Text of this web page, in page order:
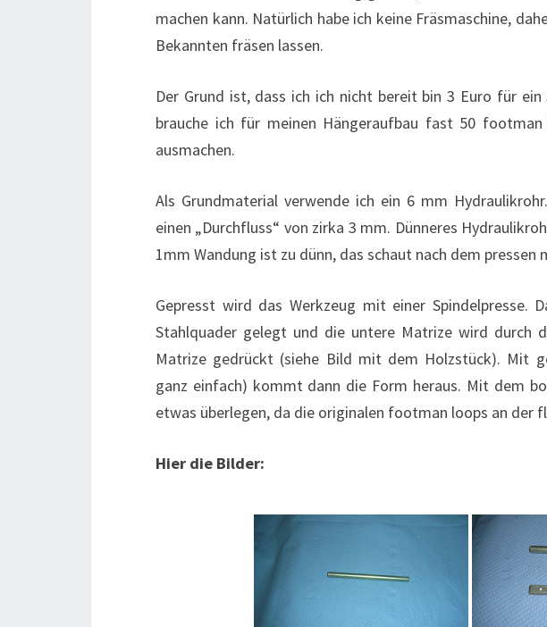
machen kann. Natürlich habe ich keine Fräsmaschine,
Bekannten fräsen lassen.
Der Grund ist, dass ich ich nicht bereit bin 3 Euro für
brauche ich für meinen Hängeraufbau fast 50
ausmachen.
Als Grundmaterial verwende ich ein 6 mm
einen „Durchfluss“ von zirka 3 mm. Dünneres
1mm Wandung ist zu dünn, das schaut nach dem pressen
Gepresst wird das Werkzeug mit einer Spindelpresse.
Stahlquader gelegt und die untere Matrize wird durch
Matrize gedrückt (siehe Bild mit dem Holzstück). Mit
ganz einfach) kommt dann die Form heraus. Mit dem
etwas überlegen, da die originalen footman loops an der
Hier die Bilder: